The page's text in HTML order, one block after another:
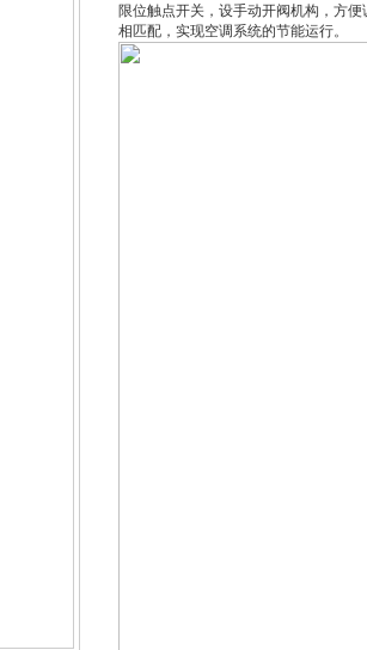
限位触点开关，设手动开阀机构，方
相匹配，实现空调系统的节能运行。